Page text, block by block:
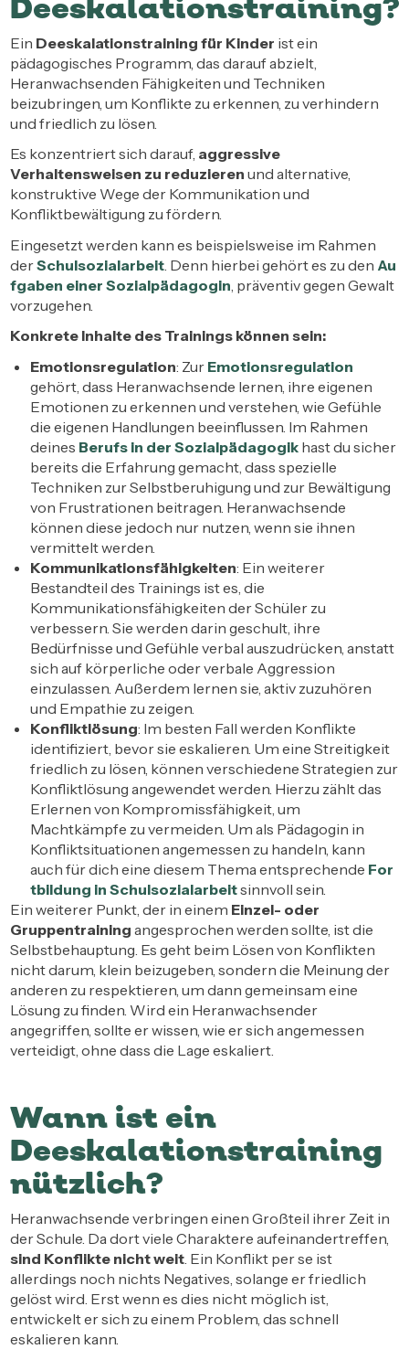
Deeskalationstraining?
Ein Deeskalationstraining für Kinder ist ein
pädagogisches Programm, das darauf abzielt,
Heranwachsenden Fähigkeiten und Techniken
beizubringen, um Konflikte zu erkennen, zu verhindern
und friedlich zu lösen.
Es konzentriert sich darauf, aggressive
Verhaltensweisen zu reduzieren und alternative,
konstruktive Wege der Kommunikation und
Konfliktbewältigung zu fördern.
Eingesetzt werden kann es beispielsweise im Rahmen
derSchulsozialarbeit. Denn hierbei gehört es zu den Au
fgaben einer Sozialpädagogin , präventiv gegen Gewalt
vorzugehen.
Konkrete Inhalte des Trainings können sein:
Emotionsregulation: Zur Emotionsregulation
gehört, dass Heranwachsende lernen, ihre eigenen
Emotionen zu erkennen und verstehen, wie Gefühle
die eigenen Handlungen beeinflussen. Im Rahmen
deines Berufs in der Sozialpädagogik hast du sicher
bereits die Erfahrung gemacht, dass spezielle
Techniken zur Selbstberuhigung und zur Bewältigung
von Frustrationen beitragen. Heranwachsende
können diese jedoch nur nutzen, wenn sie ihnen
vermittelt werden.
Kommunikationsfähigkeiten: Ein weiterer
Bestandteil des Trainings ist es, die
Kommunikationsfähigkeiten der Schüler zu
verbessern. Sie werden darin geschult, ihre
Bedürfnisse und Gefühle verbal auszudrücken, anstatt
sich auf körperliche oder verbale Aggression
einzulassen. Außerdem lernen sie, aktiv zuzuhören
und Empathie zu zeigen.
Konfliktlösung: Im besten Fall werden Konflikte
identifiziert, bevor sie eskalieren. Um eine Streitigkeit
friedlich zu lösen, können verschiedene Strategien zur
Konfliktlösung angewendet werden. Hierzu zählt das
Erlernen von Kompromissfähigkeit, um
Machtkämpfe zu vermeiden. Um als Pädagogin in
Konfliktsituationen angemessen zu handeln, kann
auch für dich eine diesem Thema entsprechende For
tbildung in Schulsozialarbeitsinnvoll sein.
Ein weiterer Punkt, der in einem Einzel- oder
Gruppentraining angesprochen werden sollte, ist die
Selbstbehauptung. Es geht beim Lösen von Konflikten
nicht darum, klein beizugeben, sondern die Meinung der
anderen zu respektieren, um dann gemeinsam eine
Lösung zu finden. Wird ein Heranwachsender
angegriffen, sollte er wissen, wie er sich angemessen
verteidigt, ohne dass die Lage eskaliert.
Wann ist ein
Deeskalationstraining
nützlich?
Heranwachsende verbringen einen Großteil ihrer Zeit in
der Schule. Da dort viele Charaktere aufeinandertreffen,
sind Konflikte nicht weit. Ein Konflikt per se ist
allerdings noch nichts Negatives, solange er friedlich
gelöst wird. Erst wenn es dies nicht möglich ist,
entwickelt er sich zu einem Problem, das schnell
eskalieren kann.